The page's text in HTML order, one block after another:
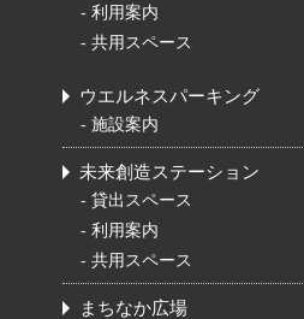
- 利用案内
- 共用スペース
ウエルネスパーキング
- 施設案内
未来創造ステーション
- 貸出スペース
- 利用案内
- 共用スペース
まちなか広場